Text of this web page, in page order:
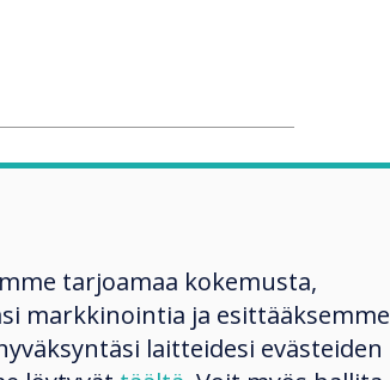
visibility
time lag
made
tarjoamaa kokemusta,
markkinointia ja esittääksemme
laitteidesi evästeiden